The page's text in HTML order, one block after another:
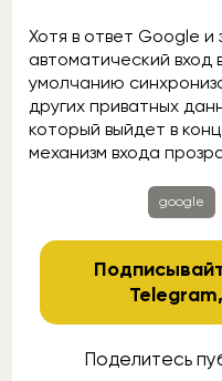
Хотя в ответ Google и
автоматический вход
умолчанию
других приватных
который выйдет в
механизм входа
google
Telegram
Поделитесь